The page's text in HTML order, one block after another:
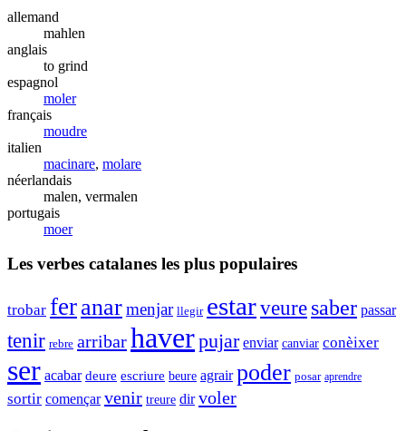
allemand
mahlen
anglais
to grind
espagnol
moler
français
moudre
italien
macinare, molare
néerlandais
malen, vermalen
portugais
moer
Les verbes catalanes les plus populaires
trobar feranarmenjar llegir estarveuresaber passar
tenir rebre arribarhaverpujar enviar canviar conèixer
ser acabar deure escriure beure agrair poder posar aprendre
sortir començar venir treure dir voler